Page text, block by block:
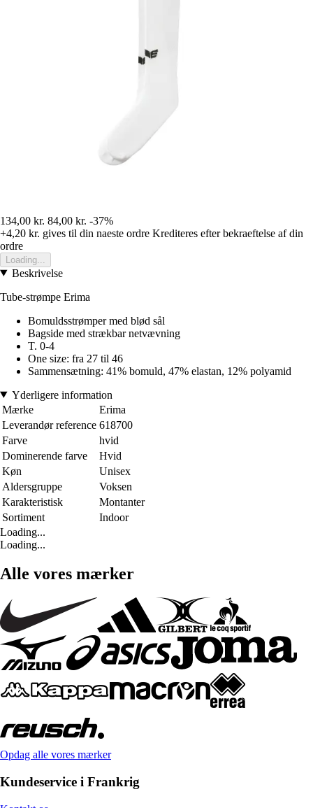
134,00 kr. 84,00 kr. -37%
+4,20 kr. gives til din naeste ordre Krediteres efter bekraeftelse af din
ordre
Loading...
Beskrivelse
Tube-strømpe Erima
Bomuldsstrømper med blød sål
Bagside med strækbar netvævning
T. 0-4
One size: fra 27 til 46
Sammensætning: 41% bomuld, 47% elastan, 12% polyamid
Yderligere information
Mærke
Erima
Leverandør reference 618700
Farve
hvid
Dominerende farve
Hvid
Køn
Unisex
Aldersgruppe
Voksen
Karakteristisk
Montanter
Sortiment
Indoor
Loading...
Loading...
Alle vores mærker
Opdag alle vores mærker
Kundeservice i Frankrig